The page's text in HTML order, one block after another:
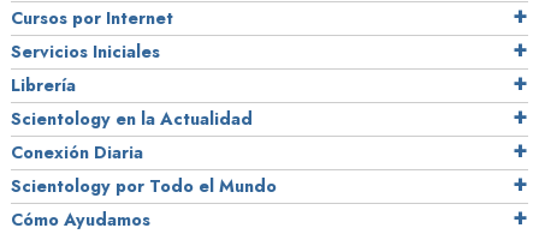
Cursos por Internet
Servicios Iniciales
Librería
Scientology en la Actualidad
Conexión Diaria
Scientology por Todo el Mundo
Cómo Ayudamos